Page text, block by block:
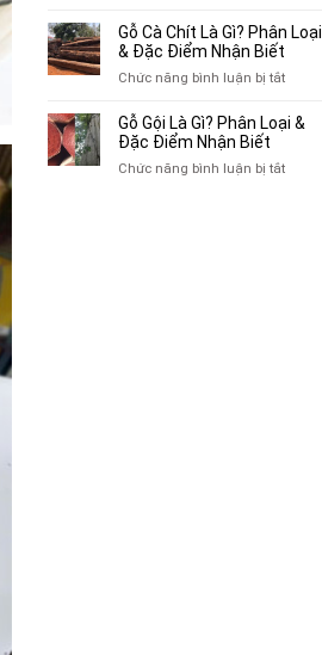
Lôi
Cũ
Tại
Truyện
Tranh,
Tạp
Giá
Tại
10
Địa
Mua
Quần
Cũ
Gỗ Cà Chít Là Gì? Phân Loại
& Đặc Điểm Nhận Biết
Chức năng bình luận bị tắtở
Cà
Gì?
Gỗ Gội Là Gì? Phân Loại &
Đặc Điểm Nhận Biết
Chức năng bình luận bị tắtở